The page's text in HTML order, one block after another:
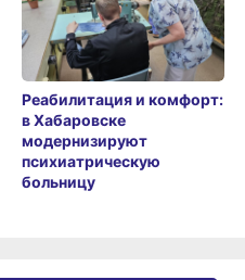
Реабилитация и комфорт:
в Хабаровске
модернизируют
психиатрическую
больницу